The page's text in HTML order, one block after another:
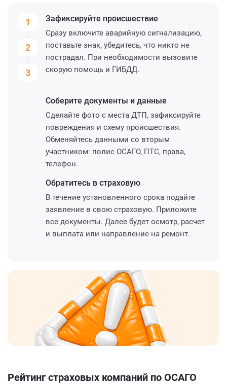
1
2
3
Зафиксируйте происшествие
Сразу включите аварийную сигнализацию,
поставьте знак, убедитесь, что никто не
пострадал. При необходимости вызовите
скорую помощь и ГИБДД.
Соберите документы и данные
Сделайте фото с места ДТП, зафиксируйте
повреждения и схему происшествия.
Обменяйтесь данными со вторым
участником: полис ОСАГО, ПТС, права,
телефон.
Обратитесь в страховую
В течение установленного срока подайте
заявление в свою страховую. Приложите
все документы. Далее будет осмотр, расчет
и выплата или направление на ремонт.
Рейтинг страховых компаний по ОСАГО